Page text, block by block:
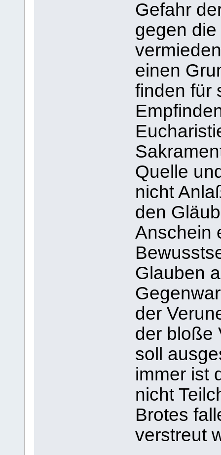
Gefahr
gegen
einen
finden für
Quelle
nicht
den
Anschein
Glauben
der
der bloße
soll
immer ist
nicht
Brotes
verstreut